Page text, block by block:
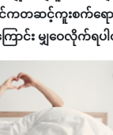
င်ကတဆင့်ကူးစက်ရေ
ာင်း မျှဝေလိုက်ရပ